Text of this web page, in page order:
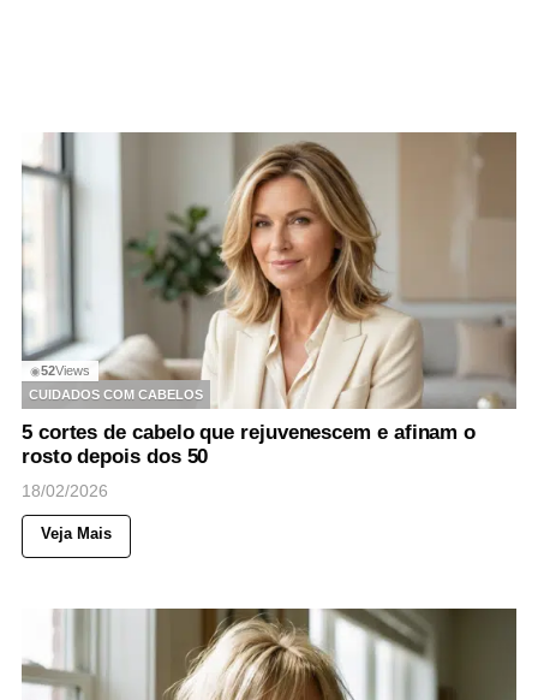
◉52Views
CUIDADOS COM CABELOS
5 cortes de cabelo que rejuvenescem e afinam o
rosto depois dos 50
18/02/2026
Veja Mais